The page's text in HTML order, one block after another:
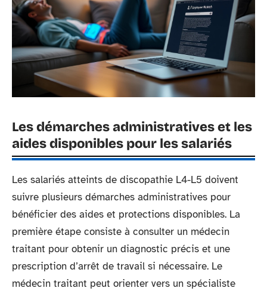
Les démarches administratives et les
aides disponibles pour les salariés
Les salariés atteints de discopathie L4-L5 doivent
suivre plusieurs démarches administratives pour
bénéficier des aides et protections disponibles. La
première étape consiste à consulter un médecin
traitant pour obtenir un diagnostic précis et une
prescription d’arrêt de travail si nécessaire. Le
médecin traitant peut orienter vers un spécialiste